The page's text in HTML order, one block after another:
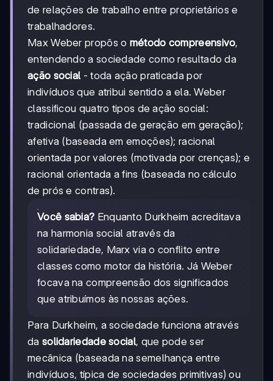
de relações de trabalho entre proprietários e
trabalhadores.
Max Weber propôs o método compreensivo,
entendendo a sociedade como resultado da
ação social - toda ação praticada por
indivíduos que atribui sentido a ela. Weber
classificou quatro tipos de ação social:
tradicional (passada de geração em geração);
afetiva (baseada em emoções); racional
orientada por valores (motivada por crenças); e
racional orientada a fins (baseada no cálculo
de prós e contras).
Você sabia? Enquanto Durkheim acreditava
na harmonia social através da
solidariedade, Marx via o conflito entre
classes como motor da história. Já Weber
focava na compreensão dos significados
que atribuímos às nossas ações.
Para Durkheim, a sociedade funciona através
da solidariedade social, que pode ser
mecânica (baseada na semelhança entre
indivíduos, típica de sociedades primitivas) ou